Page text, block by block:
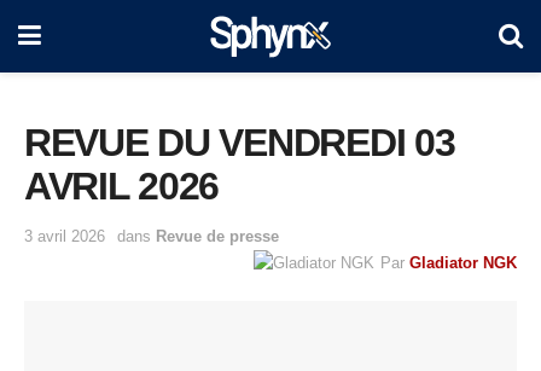
REVUE DU VENDREDI 03
AVRIL 2026
3 avril 2026 dans Revue de presse
Par Gladiator NGK